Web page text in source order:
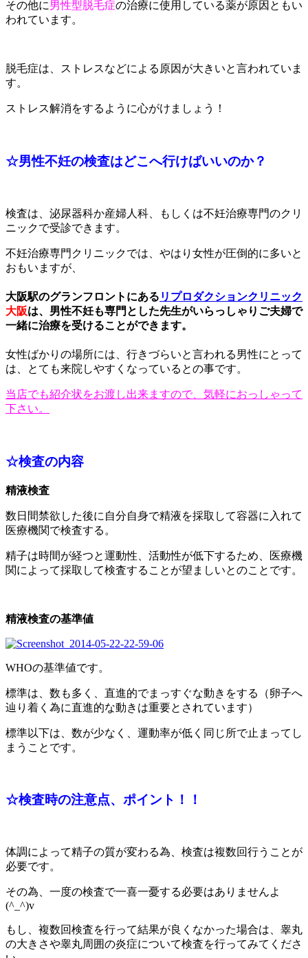
その他に男性型脱毛症の治療に使用している薬が原因ともい
われています。
脱毛症は、ストレスなどによる原因が大きいと言われていま
す。
ストレス解消をするように心がけましょう！
☆男性不妊の検査はどこへ行けばいいのか？
検査は、泌尿器科か産婦人科、もしくは不妊治療専門のクリ
ニックで受診できます。
不妊治療専門クリニックでは、やはり女性が圧倒的に多いと
おもいますが、
大阪駅のグランフロントにある リプロダクションクリニック
大阪は、男性不妊も専門とした先生がいらっしゃりご夫婦で
一緒に治療を受けることができます。
女性ばかりの場所には、行きづらいと言われる男性にとって
は、とても来院しやすくなっているとの事です。
当店でも紹介状をお渡し出来ますので、気軽におっしゃって
下さい。
☆検査の内容
精液検査
数日間禁欲した後に自分自身で精液を採取して容器に入れて
医療機関で検査する。
精子は時間が経つと運動性、活動性が低下するため、医療機
関によって採取して検査することが望ましいとのことです。
精液検査の基準値
WHOの基準値です。
標準は、数も多く、直進的でまっすぐな動きをする（卵子へ
辿り着く為に直進的な動きは重要とされています）
標準以下は、数が少なく、運動率が低く同じ所で止まってし
まうことです。
☆検査時の注意点、ポイント！！
体調によって精子の質が変わる為、検査は複数回行うことが
必要です。
その為、一度の検査で一喜一憂する必要はありませんよ
(^_^)v
もし、複数回検査を行って結果が良くなかった場合は、睾丸
の大きさや睾丸周囲の炎症について検査を行ってみてくださ